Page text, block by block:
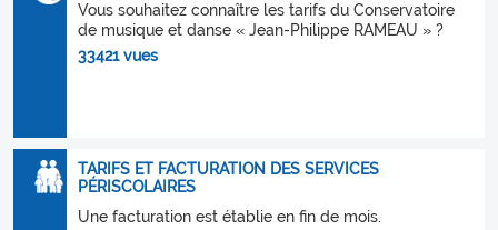
Vous souhaitez connaître les tarifs du Conservatoire
de musique et danse « Jean-Philippe RAMEAU » ?
33421 vues
TARIFS ET FACTURATION DES SERVICES
PÉRISCOLAIRES
Une facturation est établie en fin de mois.